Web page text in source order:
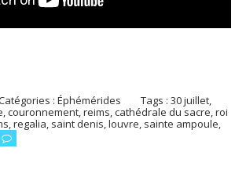
:Éphémérides Tags :30 juillet,
,couronnement,reims,cathédrale du sacre,roi
,regalia, saint denis,louvre, sainte ampoule,